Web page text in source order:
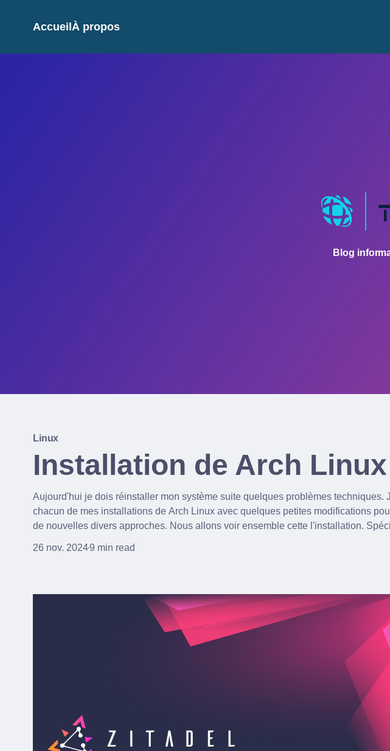
Accueil À propos
Blog
Linux
Installation de Arch Linux
Aujourd'hui je dois réinstaller mon système suite quelques problèmes techniques.
chacun de mes installations de Arch Linux avec quelques petites modifications
de nouvelles divers approches. Nous allons voir ensemble cette l'installation. Spécifications *
26 nov. 20249 min read